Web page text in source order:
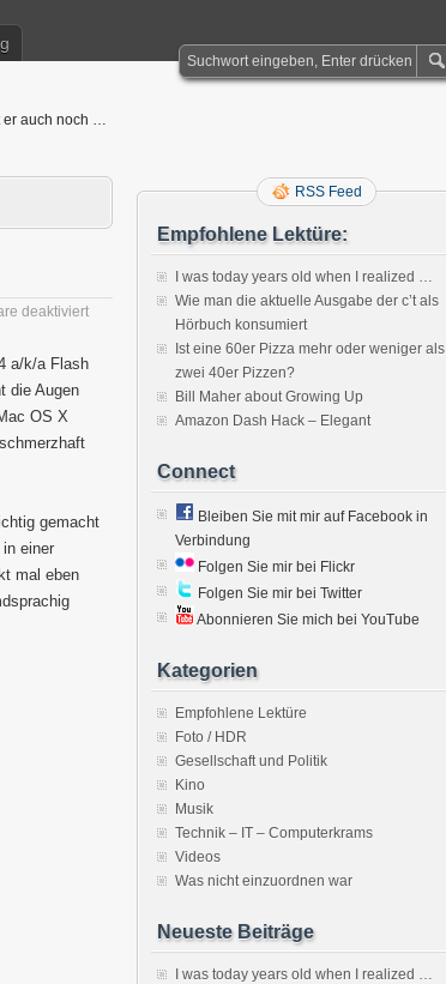
auch noch …
deaktiviertfür
Flash/Windows:
a/k/a Flash
die Augen
OS X
gemacht
einer
mal eben
RSS Feed
Empfohlene Lektüre:
I was today years old when I realized …
Wie man die aktuelle Ausgabe der c’t als
Hörbuch konsumiert
Ist eine 60er Pizza mehr oder weniger als
zwei 40er Pizzen?
Bill Maher about Growing Up
Amazon Dash Hack – Elegant
Connect
Bleiben Sie mit mir auf Facebook in
Verbindung
Folgen Sie mir bei Flickr
Folgen Sie mir bei Twitter
Abonnieren Sie mich bei YouTube
Kategorien
Empfohlene Lektüre
Foto / HDR
Gesellschaft und Politik
Kino
Musik
Technik – IT – Computerkrams
Videos
Was nicht einzuordnen war
Neueste Beiträge
I was today years old when I realized …